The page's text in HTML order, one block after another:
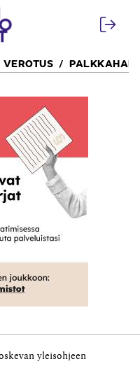
VEROTUS
yleisohjeen